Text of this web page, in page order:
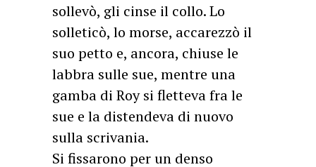
sollevò, gli cinse il collo. Lo
solleticò, lo morse, accarezzò il
suo petto e, ancora, chiuse le
labbra sulle sue, mentre una
gamba di Roy si fletteva fra le
sue e la distendeva di nuovo
sulla scrivania.
Si fissarono per un denso